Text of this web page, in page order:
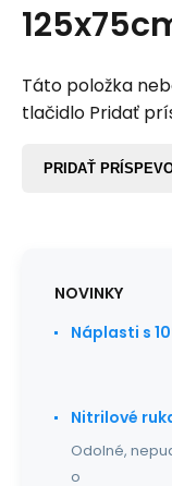
Táto položka
tlačidlo Pridať
PRIDAŤ
NOVINKY
Náplasti s
Nitrilové
Odolné,
o